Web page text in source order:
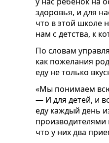
здоровья, и для
что в этой школе
нам с детства, к
По словам
как пожелания
еду не только
«Мы понимаем
— И для детей, и
еду каждый день
что у них два